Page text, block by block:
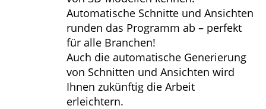
Automatische Schnitte und Ansichten
runden das Programm ab – perfekt
für alle Branchen!
Auch die automatische Generierung
von Schnitten und Ansichten wird
Ihnen zukünftig die Arbeit
erleichtern.